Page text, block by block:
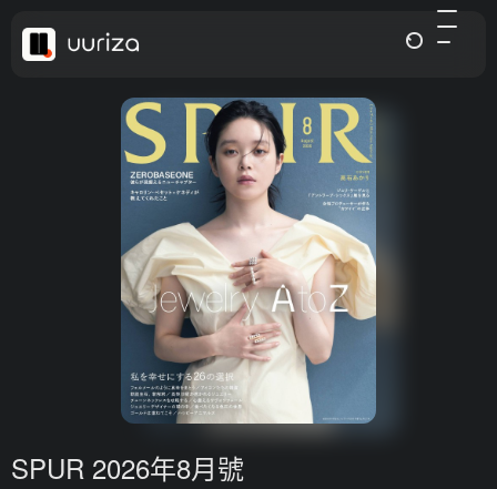
SPUR 2026年8月號